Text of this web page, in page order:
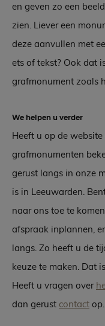
en geven zo een
zien. Liever een
deze aanvullen met
ets of tekst? Ook dat
grafmonument zoals
We helpen u verder
Heeft u op de
grafmonumenten
gerust langs in onze
is in Leeuwarden.
naar ons toe te
afspraak inplannen,
langs. Zo heeft u de
keuze te maken. Dat
Heeft u vragen over
dan gerust contact op.